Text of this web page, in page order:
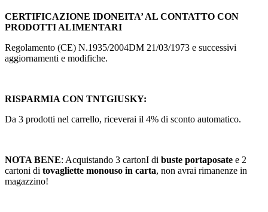
CERTIFICAZIONE IDONEITA’ AL CONTATTO CON
PRODOTTI ALIMENTARI
Regolamento (CE) N.1935/2004DM 21/03/1973 e successivi
aggiornamenti e modifiche.
RISPARMIA CON TNTGIUSKY:
Da 3 prodotti nel carrello, riceverai il 4% di sconto automatico.
NOTA BENE: Acquistando 3 cartonI di buste portaposate e 2
cartoni di tovagliette monouso in carta, non avrai rimanenze in
magazzino!